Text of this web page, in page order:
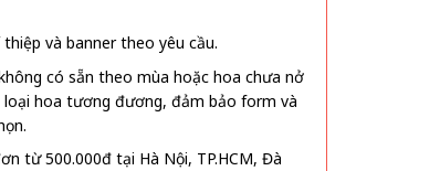
và banner theo yêu cầu.
có sẵn theo mùa hoặc hoa chưa nở
hoa tương đương, đảm bảo form và
từ 500.000đ tại Hà Nội, TP.HCM, Đà